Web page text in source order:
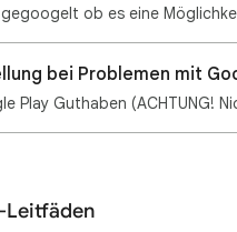
bei Problemen mit